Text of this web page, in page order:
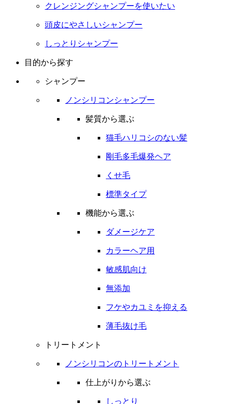
クレンジングシャンプーを使いたい
頭皮にやさしいシャンプー
しっとりシャンプー
目的から探す
シャンプー
ノンシリコンシャンプー
髪質から選ぶ
猫毛ハリコシのない髪
剛毛多毛爆発ヘア
くせ毛
標準タイプ
機能から選ぶ
ダメージケア
カラーヘア用
敏感肌向け
無添加
フケやカユミを抑える
薄毛抜け毛
トリートメント
ノンシリコンのトリートメント
仕上がりから選ぶ
しっとり